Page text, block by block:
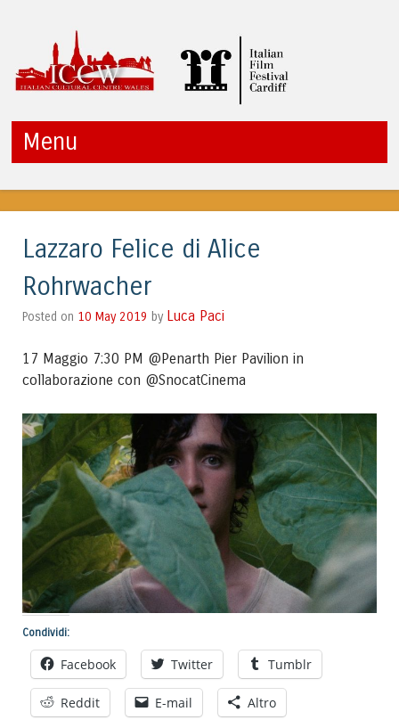
ITALIAN CULTURAL
CENTRE WALES
Menu
Lazzaro Felice di Alice
Rohrwacher
Posted on 10 May 2019 by Luca Paci
17 Maggio 7:30 PM @Penarth Pier Pavilion in
collaborazione con @SnocatCinema
Condividi:
Facebook Twitter Tumblr
Reddit E-mail Altro